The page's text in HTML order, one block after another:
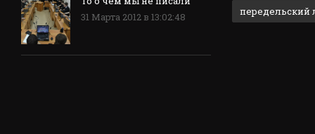
31 Марта 2012 в 13:02:48
передельский